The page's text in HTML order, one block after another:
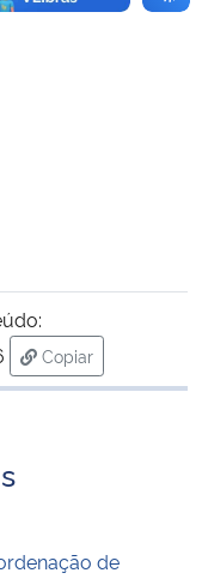
Copiar
para área de
de